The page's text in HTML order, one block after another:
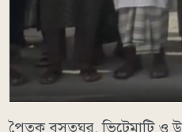
পৈতৃক বসতঘর, ভিটেমাটি ও